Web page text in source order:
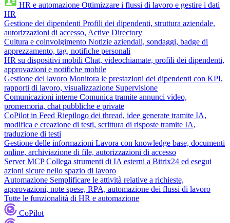
HR e automazione Ottimizzare i flussi di lavoro e gestire i dati
HR
Gestione dei dipendenti Profili dei dipendenti, struttura aziendale,
autorizzazioni di accesso, Active Directory
Cultura e coinvolgimento Notizie aziendali, sondaggi, badge di
apprezzamento, tag, notifiche personali
HR su dispositivi mobili Chat, videochiamate, profili dei dipendenti,
approvazioni e notifiche mobile
Gestione del lavoro Monitora le prestazioni dei dipendenti con KPI,
rapporti di lavoro, visualizzazione Supervisione
Comunicazioni interne Comunica tramite annunci video,
promemoria, chat pubbliche e private
CoPilot in Feed Riepilogo dei thread, idee generate tramite IA,
modifica e creazione di testi, scrittura di risposte tramite IA,
traduzione di testi
Gestione delle informazioni Lavora con knowledge base, documenti
online, archiviazione di file, autorizzazioni di accesso
Server MCP Collega strumenti di IA esterni a Bitrix24 ed esegui
azioni sicure nello spazio di lavoro
Automazione Semplificare le attività relative a richieste,
approvazioni, note spese, RPA, automazione dei flussi di lavoro
Tutte le funzionalità di HR e automazione
CoPilot